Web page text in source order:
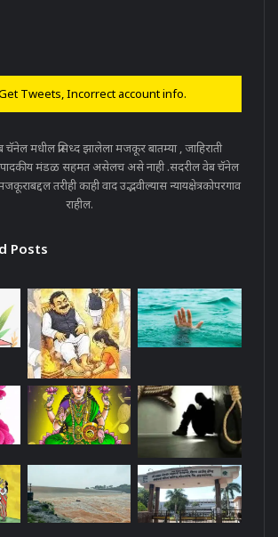
Tweets, Incorrect account info.
मधील प्रसिध्द झालेला मजकूर बातम्या , जाहिराती
मंडळ सहमत असेलच असे नाही .सदरील वेब चॅनेल
मजकूराबद्दल तरीही काही वाद उद्भवील्यास न्यायक्षेत्रकोपरगाव
राहील.
Posts